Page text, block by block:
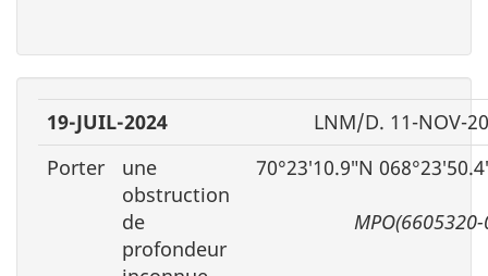
19-JUIL-2024
LNM/D. 11-NOV-
Porter
une
obstruction
de
profondeur
70°23′10.9″N